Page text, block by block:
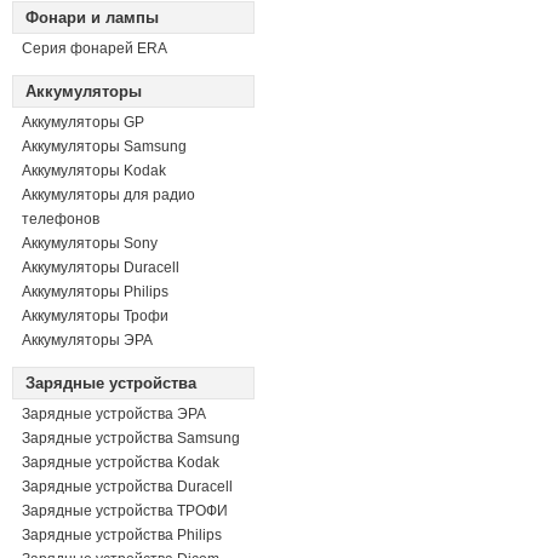
Фонари и лампы
Серия фонарей ERA
Аккумуляторы
Аккумуляторы GP
Аккумуляторы Samsung
Аккумуляторы Kodak
Аккумуляторы для радио
телефонов
Аккумуляторы Sony
Аккумуляторы Duracell
Аккумуляторы Philips
Аккумуляторы Трофи
Аккумуляторы ЭРА
Зарядные устройства
Зарядные устройства ЭРА
Зарядные устройства Samsung
Зарядные устройства Kodak
Зарядные устройства Duracell
Зарядные устройства ТРОФИ
Зарядные устройства Philips